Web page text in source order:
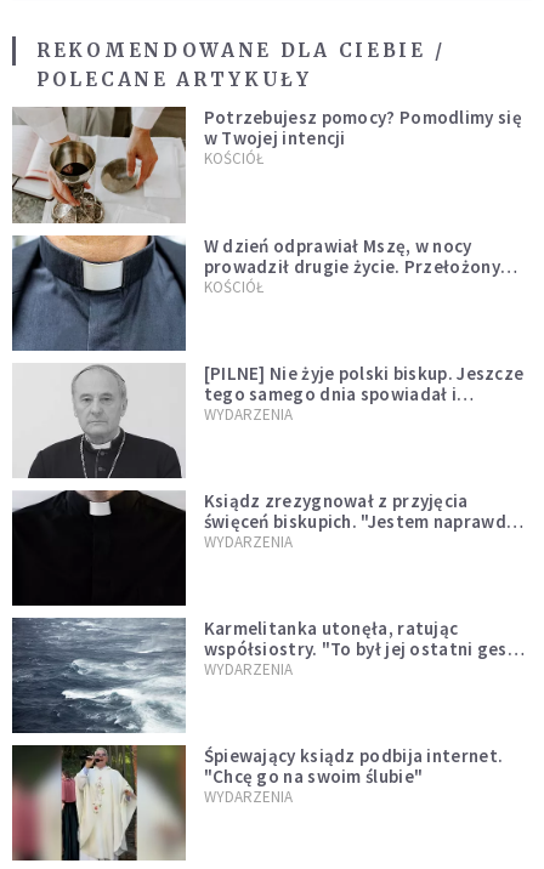
REKOMENDOWANE DLA CIEBIE /
POLECANE ARTYKUŁY
Potrzebujesz pomocy? Pomodlimy się
w Twojej intencji
KOŚCIÓŁ
W dzień odprawiał Mszę, w nocy
prowadził drugie życie. Przełożony
kazał mu opuścić zakon
KOŚCIÓŁ
[PILNE] Nie żyje polski biskup. Jeszcze
tego samego dnia spowiadał i
sprawował Mszę świętą
WYDARZENIA
Ksiądz zrezygnował z przyjęcia
święceń biskupich. "Jestem naprawdę
niegodny"
WYDARZENIA
Karmelitanka utonęła, ratując
współsiostry. "To był jej ostatni gest
miłości"
WYDARZENIA
Śpiewający ksiądz podbija internet.
"Chcę go na swoim ślubie"
WYDARZENIA